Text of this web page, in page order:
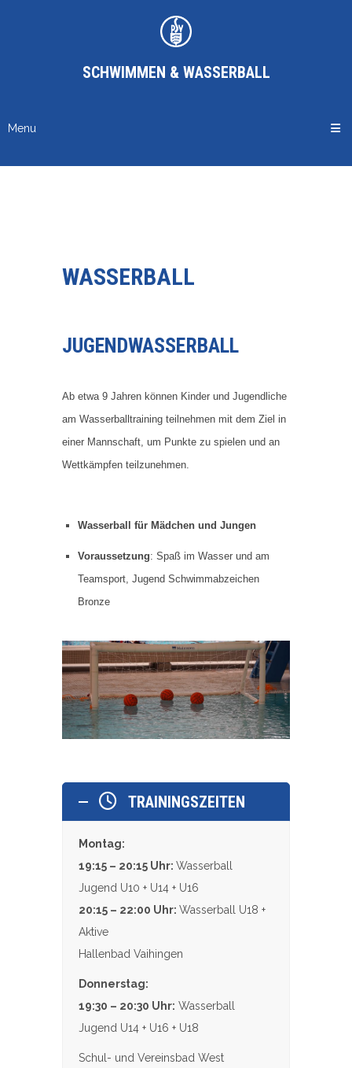
SCHWIMMEN & WASSERBALL
Menu
WASSERBALL
JUGENDWASSERBALL
Ab etwa 9 Jahren können Kinder und Jugendliche
am Wasserballtraining teilnehmen mit dem Ziel in
einer Mannschaft, um Punkte zu spielen und an
Wettkämpfen teilzunehmen.
Wasserball für Mädchen und Jungen
Voraussetzung: Spaß im Wasser und am
Teamsport, Jugend Schwimmabzeichen
Bronze
TRAININGSZEITEN
Montag:
19:15 – 20:15 Uhr: Wasserball
Jugend U10 + U14 + U16
20:15 – 22:00 Uhr: Wasserball U18 +
Aktive
Hallenbad Vaihingen
Donnerstag:
19:30 – 20:30 Uhr: Wasserball
Jugend U14 + U16 + U18
Schul- und Vereinsbad West